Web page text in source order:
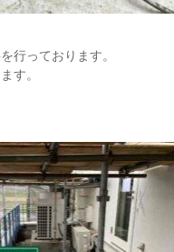
行っております。
す。